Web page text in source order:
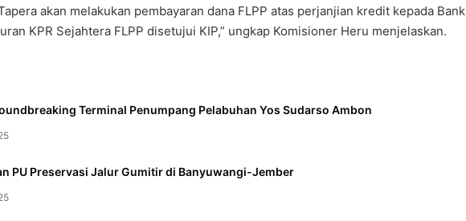
akan melakukan pembayaran dana FLPP atas perjanjian kredit kepada Bank
KPR Sejahtera FLPP disetujui KIP,” ungkap Komisioner Heru menjelaskan.
Terminal Penumpang Pelabuhan Yos Sudarso Ambon
PU Preservasi Jalur Gumitir di Banyuwangi-Jember